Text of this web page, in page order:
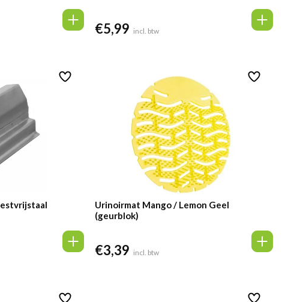
€5,99 incl. btw
Urinoirmat Mango / Lemon Geel
(geurblok)
€3,39 incl. btw